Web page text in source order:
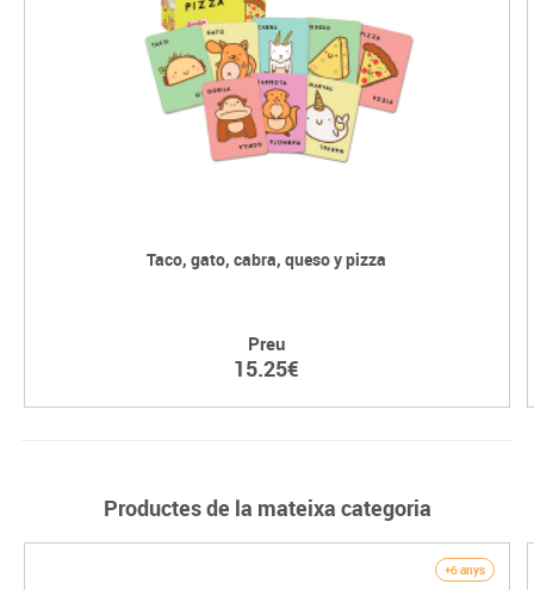
Taco, gato, cabra, queso y pizza
Preu
15.25€
Productes de la mateixa categoria
+6 anys